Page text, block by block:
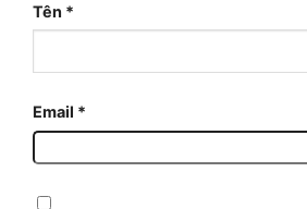
Tên *
Email *